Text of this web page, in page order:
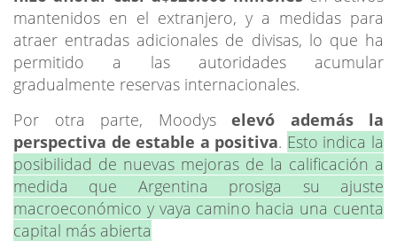
mantenidos en el extranjero, y a medidas para
atraer entradas adicionales de divisas, lo que ha
permitido a las autoridades acumular
gradualmente reservas internacionales.
Por otra parte, Moodys elevó además la
perspectiva de estable a positiva. Esto indica la
posibilidad de nuevas mejoras de la calificación a
medida que Argentina prosiga su ajuste
macroeconómico y vaya camino hacia una cuenta
capital más abierta